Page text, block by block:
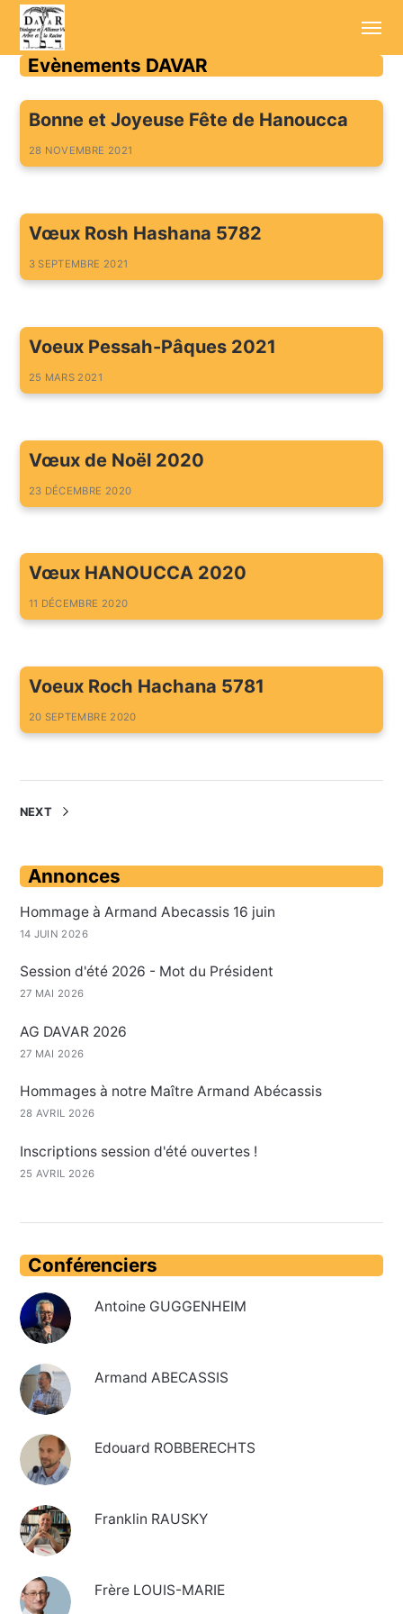
Evènements DAVAR
Bonne et Joyeuse Fête de Hanoucca
28 NOVEMBRE 2021
Vœux Rosh Hashana 5782
3 SEPTEMBRE 2021
Voeux Pessah-Pâques 2021
25 MARS 2021
Vœux de Noël 2020
23 DÉCEMBRE 2020
Vœux HANOUCCA 2020
11 DÉCEMBRE 2020
Voeux Roch Hachana 5781
20 SEPTEMBRE 2020
NEXT
Annonces
Hommage à Armand Abecassis 16 juin
14 JUIN 2026
Session d'été 2026 - Mot du Président
27 MAI 2026
AG DAVAR 2026
27 MAI 2026
Hommages à notre Maître Armand Abécassis
28 AVRIL 2026
Inscriptions session d'été ouvertes !
25 AVRIL 2026
Conférenciers
Antoine GUGGENHEIM
Armand ABECASSIS
Edouard ROBBERECHTS
Franklin RAUSKY
Frère LOUIS-MARIE
Accueil
Conférenciers
Cotisation / Don